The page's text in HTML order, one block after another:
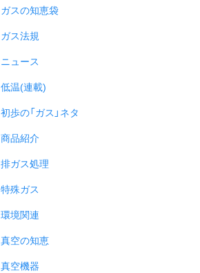
ガスの知恵袋
ガス法規
ニュース
低温(連載)
初歩の「ガス」ネタ
商品紹介
排ガス処理
特殊ガス
環境関連
真空の知恵
真空機器